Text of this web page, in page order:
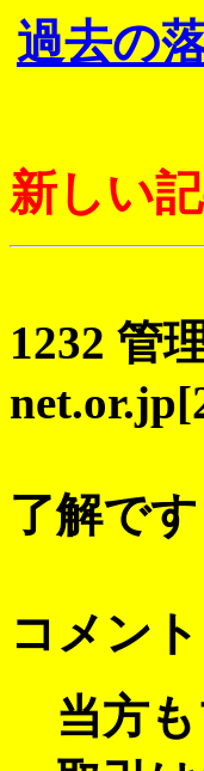
過去の
新しい
1232 管
了解です
コメン
当方も